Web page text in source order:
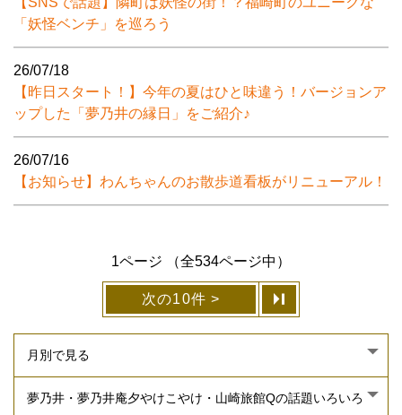
「妖怪ベンチ」を巡ろう
26/07/18
【昨日スタート！】今年の夏はひと味違う！バージョンア
ップした「夢乃井の縁日」をご紹介♪
26/07/16
【お知らせ】わんちゃんのお散歩道看板がリニューアル！
1ページ （全534ページ中）
次の10件